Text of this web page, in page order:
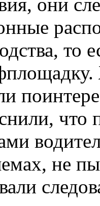
они
то
что
не